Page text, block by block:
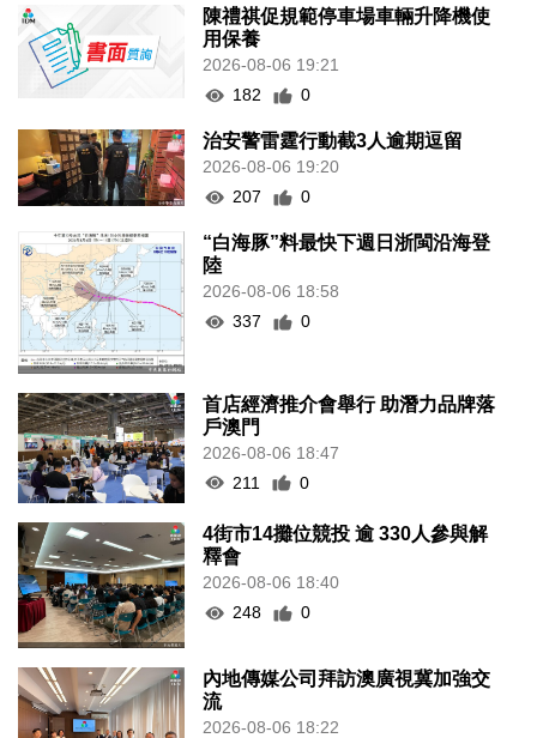
陳禮祺促規範停車場車輛升降機使
用保養
2026-08-06 19:21
182
0
治安警雷霆行動截3人逾期逗留
2026-08-06 19:20
207
0
“白海豚”料最快下週日浙閩沿海登
陸
2026-08-06 18:58
337
0
首店經濟推介會舉行 助潛力品牌落
戶澳門
2026-08-06 18:47
211
0
4街市14攤位競投 逾 330人參與解
釋會
2026-08-06 18:40
248
0
內地傳媒公司拜訪澳廣視冀加強交
流
2026-08-06 18:22